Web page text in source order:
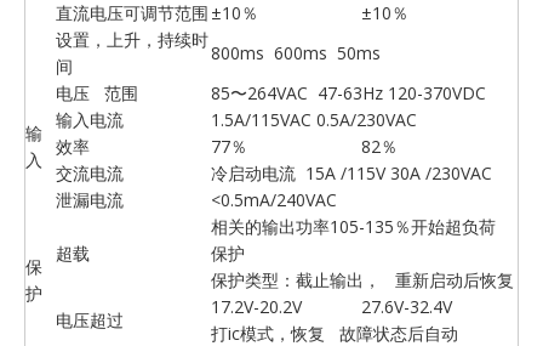
直流电压可调节范围 ±10％
±10％
设置，上升，持续时
间
800ms 600ms 50ms
输
入
电压 范围
85〜264VAC 47-63Hz 120-370VDC
输入电流
1.5A/115VAC 0.5A/230VAC
效率
77％
82％
交流电流
冷启动电流 15A /115V 30A /230VAC
泄漏电流
<0.5mA/240VAC
保
护
超载
相关的输出功率105-135％开始超负荷
保护
保护类型：截止输出， 重新启动后恢复
电压超过
17.2V-20.2V
27.6V-32.4V
打ic模式，恢复 故障状态后自动